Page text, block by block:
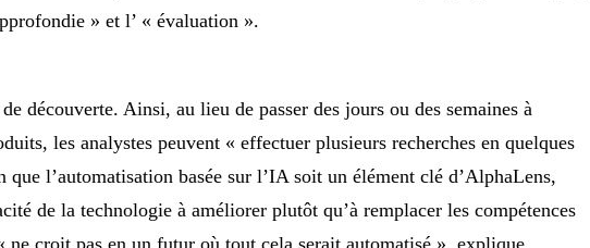
» et l’ « évaluation ».
découverte. Ainsi, au lieu de passer des jours ou des semaines à
les analystes peuvent « effectuer plusieurs recherches en quelques
l’automatisation basée sur l’IA soit un élément clé d’AlphaLens,
de la technologie à améliorer plutôt qu’à remplacer les compétences
ne croit pas en un futur où tout cela serait automatisé », explique